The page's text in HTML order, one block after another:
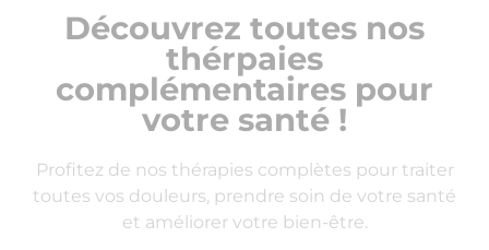
Découvrez toutes nos
thérpaies
complémentaires pour
votre santé !
Profitez de nos thérapies complètes pour traiter
toutes vos douleurs, prendre soin de votre santé
et améliorer votre bien-être.